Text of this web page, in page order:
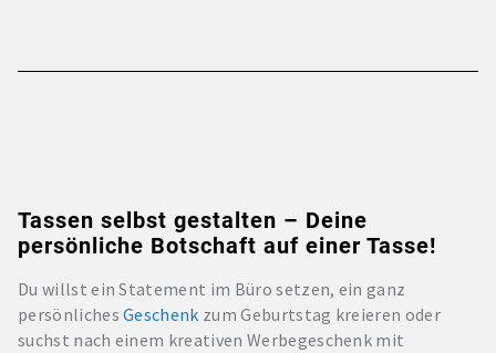
Tassen selbst gestalten – Deine
persönliche Botschaft auf einer Tasse!
Du willst ein Statement im Büro setzen, ein ganz
persönlichesGeschenk zum Geburtstag kreieren oder
suchst nach einem kreativen Werbegeschenk mit